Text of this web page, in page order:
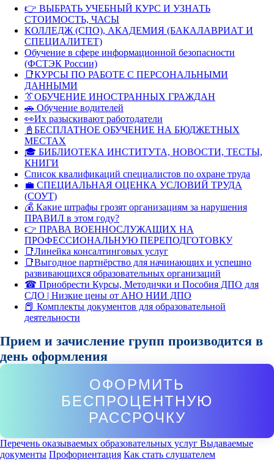
👉 ВЫБРАТЬ УЧЕБНЫЙ КУРС И УЗНАТЬ
СТОИМОСТЬ, ЧАСЫ
КОЛЛЕДЖ (СПО), АКАДЕМИЯ (БАКАЛАВРИАТ И
СПЕЦИАЛИТЕТ)
Обучение в сфере информационной безопасности
(ФСТЭК России)
📑КУРСЫ ПО РАБОТЕ С ПЕРСОНАЛЬНЫМИ
ДАННЫМИ
👔ОБУЧЕНИЕ ИНОСТРАННЫХ ГРАЖДАН
🚗 Обучение водителей
👀Их разыскивают работодатели
📓БЕСПЛАТНОЕ ОБУЧЕНИЕ НА БЮДЖЕТНЫХ
МЕСТАХ
🎓 БИБЛИОТЕКА ИНСТИТУТА, НОВОСТИ, ТЕСТЫ,
КНИГИ
Список квалификаций специалистов по охране труда
💼 СПЕЦИАЛЬНАЯ ОЦЕНКА УСЛОВИЙ ТРУДА
(СОУТ)
💰 Какие штрафы грозят организациям за нарушения
ПРАВИЛ в этом году?
👉 ПРАВА ВОЕННОСЛУЖАЩИХ НА
ПРОФЕССИОНАЛЬНУЮ ПЕРЕПОДГОТОВКУ
📑Линейка консалтинговых услуг
📑Выгодное партнёрство для начинающих и успешно
развивающихся образовательных организаций
☎ Приобрести Курсы, Методички и Пособия ДПО для
СДО | Низкие цены от АНО НИИ ДПО
📕 Комплекты документов для образовательной
деятельности
Прием и зачисление групп производится в
день оформления
ОФОРМИТЬ
БЕСПРОЦЕНТНУЮ
РАССРОЧКУ
Перечень оказываемых образовательных услуг Выдаваемые
документы Профориентация Как стать слушателем